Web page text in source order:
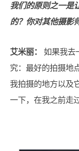
我们的原则之一是
的？你对其他摄影
艾米丽：
如果我去
究：最好的拍摄
我拍摄的地方以及
一下，在我之前走